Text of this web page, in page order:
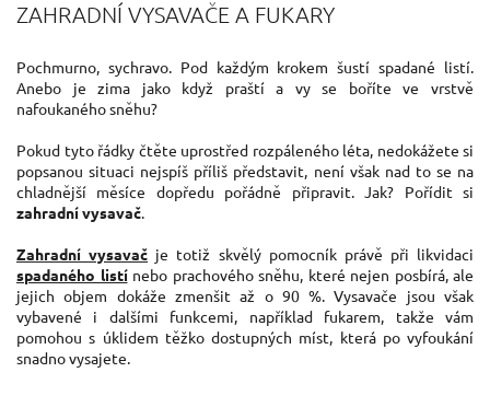
ZAHRADNÍ VYSAVAČE A FUKARY
Pochmurno, sychravo. Pod každým krokem šustí spadané listí.
Anebo je zima jako když praští a vy se boříte ve vrstvě
nafoukaného sněhu?
Pokud tyto řádky čtěte uprostřed rozpáleného léta, nedokážete si
popsanou situaci nejspíš příliš představit, není však nad to se na
chladnější měsíce dopředu pořádně připravit. Jak? Pořídit si
zahradní vysavač.
Zahradní vysavač je totiž skvělý pomocník právě při likvidaci
spadaného listínebo prachového sněhu, které nejen posbírá, ale
jejich objem dokáže zmenšit až o 90 %. Vysavače jsou však
vybavené i dalšími funkcemi, například fukarem, takže vám
pomohou s úklidem těžko dostupných míst, která po vyfoukání
snadno vysajete.